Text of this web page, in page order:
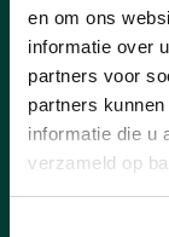
en om ons
informatie over
partners voor
partners
informatie die u
verzameld op
Ons